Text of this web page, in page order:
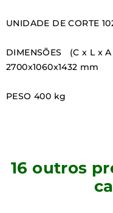
UNIDADE DE CORTE
DIMENSÕES (C x L x A
2700x1060x1432 mm
PESO 400 kg
16 outros